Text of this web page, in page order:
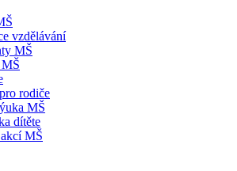
vzdělávání
MŠ
rodiče
MŠ
dítěte
MŠ